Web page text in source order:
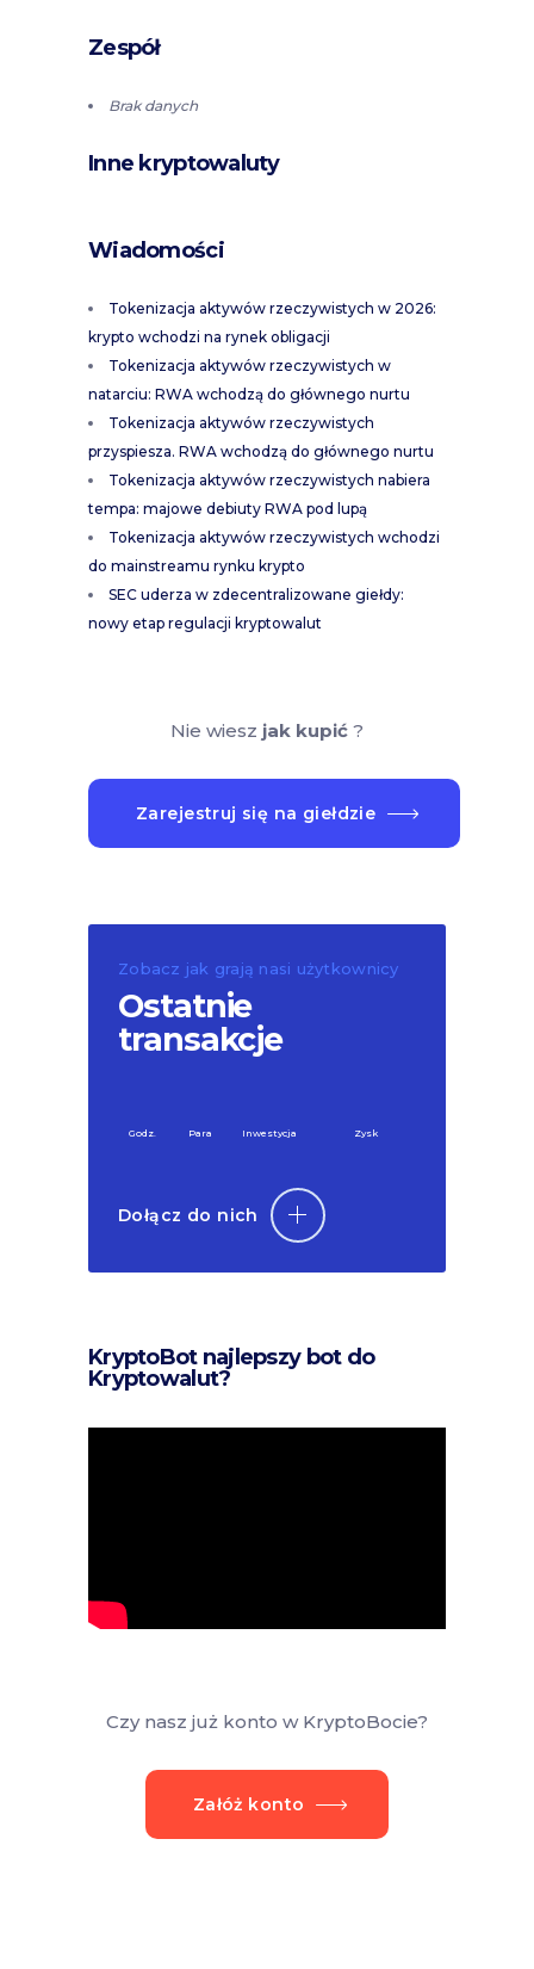
Zespół
Brak danych
Inne kryptowaluty
Wiadomości
Tokenizacja aktywów rzeczywistych w 2026:
krypto wchodzi na rynek obligacji
Tokenizacja aktywów rzeczywistych w
natarciu: RWA wchodzą do głównego nurtu
Tokenizacja aktywów rzeczywistych
przyspiesza. RWA wchodzą do głównego nurtu
Tokenizacja aktywów rzeczywistych nabiera
tempa: majowe debiuty RWA pod lupą
Tokenizacja aktywów rzeczywistych wchodzi
do mainstreamu rynku krypto
SEC uderza w zdecentralizowane giełdy:
nowy etap regulacji kryptowalut
Nie wiesz jak kupić?
Zarejestruj się na giełdzie
Zobacz jak grają nasi użytkownicy
Ostatnie
transakcje
Godz. Para Inwestycja Zysk
Dołącz do nich
KryptoBot najlepszy bot do
Kryptowalut?
Czy nasz już konto w KryptoBocie?
Załóż konto